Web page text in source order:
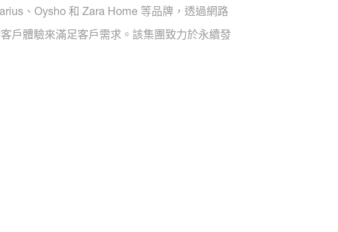
、Oysho 和 Zara Home 等品牌，透過網路
戶體驗來滿足客戶需求。該集團致力於永續發